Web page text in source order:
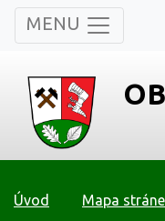
MENU
Úvod Mapa